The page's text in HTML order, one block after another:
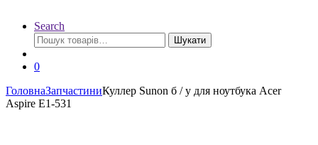
Search
Шукати
0
ГоловнаЗапчастиниКуллер Sunon б / у для ноутбука Acer
Aspire E1-531